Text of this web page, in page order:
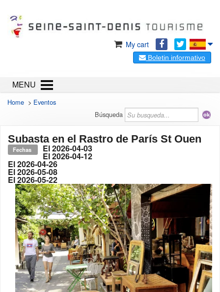
My cart
Boletin informativo
MENU
Home > Eventos
Búsqueda
Subasta en el Rastro de París St Ouen
Fechas El2026-04-03
El2026-04-12
El2026-04-26
El2026-05-08
El2026-05-22